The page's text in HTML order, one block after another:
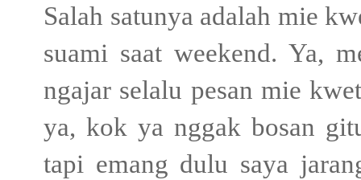
Salah satunya adalah mie
suami saat weekend. Ya,
ngajar selalu pesan mie
ya, kok ya nggak bosan
tapi emang dulu saya